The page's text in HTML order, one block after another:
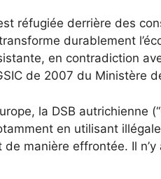
réfugiée derrière des
durablement
en contradiction
de 2007 du Ministère
la DSB autrichienne
en utilisant
manière effrontée. Il